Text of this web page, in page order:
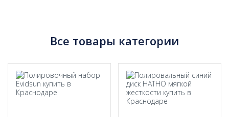
Все товары категории